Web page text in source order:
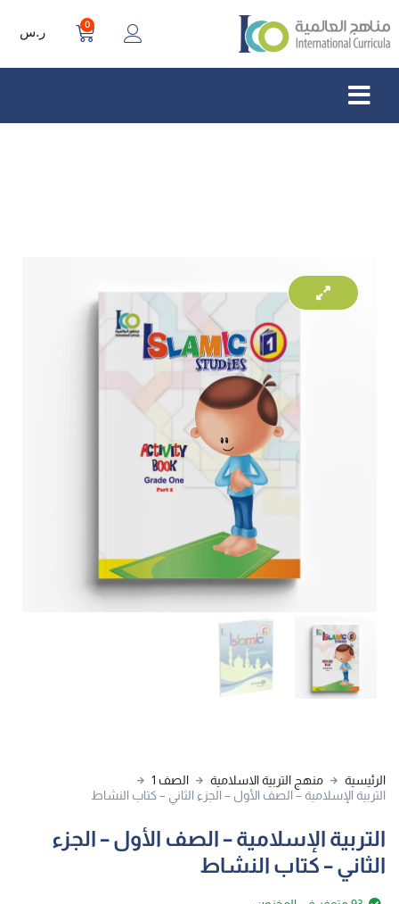
0 ر.س
الرئيسية منهج التربية الاسلامية
الصف 1
التربية الإسلامية – الصف الأول – الجزء الثاني – كتاب النشاط
التربية الإسلامية – الصف الأول – الجزء
الثاني – كتاب النشاط